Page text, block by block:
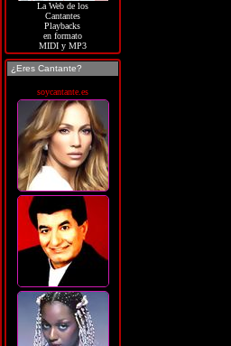
La Web de los
Cantantes
Playbacks
en formato
MIDI y MP3
¿Eres Cantante?
soycantante.es